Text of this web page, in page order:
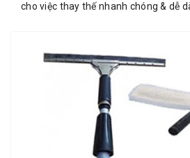
cho việc thay thế nhanh chóng & dễ